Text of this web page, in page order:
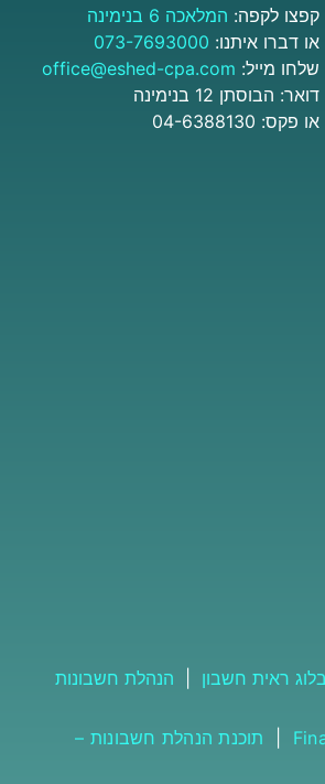
קפצו לקפה: המלאכה 6 בנימינה
או דברו איתנו: 073-7693000
שלחו מייל: office@eshed-cpa.com
דואר: הבוסתן 12 בנימינה
או פקס: 04-6388130
בלוג ראית חשבון
הנהלת חשבונות
תוכנת הנהלת חשבונות –